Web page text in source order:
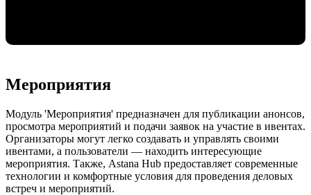
Мероприятия
Модуль 'Мероприятия' предназначен для публикации анонсов,
просмотра мероприятий и подачи заявок на участие в ивентах.
Организаторы могут легко создавать и управлять своими
ивентами, а пользователи — находить интересующие
мероприятия. Также, Astana Hub предоставляет современные
технологии и комфортные условия для проведения деловых
встреч и мероприятий.